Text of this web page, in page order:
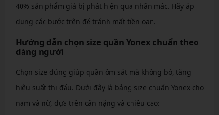
40% sản phẩm giả bị phát hiện qua nhãn mác. Hãy áp
dụng các bước trên để tránh mất tiền oan.
Hướng dẫn chọn size quần Yonex chuẩn theo
dáng người
Chọn size đúng giúp quần ôm sát mà không bó, tăng
hiệu suất thi đấu. Dưới đây là bảng size chuẩn Yonex cho
nam và nữ, dựa trên cân nặng và chiều cao: